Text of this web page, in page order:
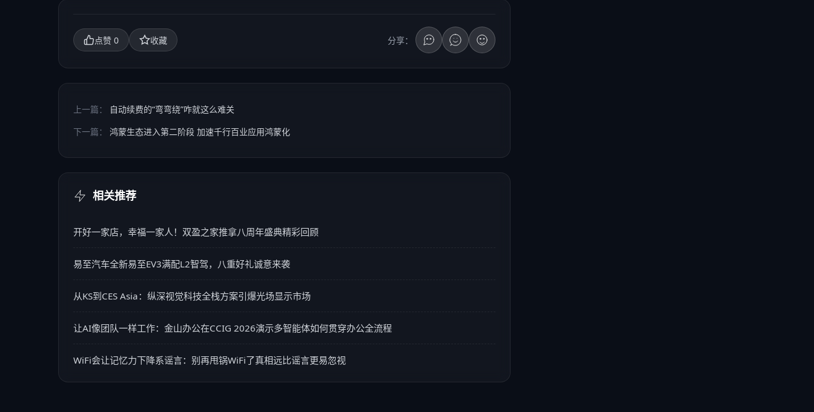
点赞 0 收藏 分享：
上一篇：
自动续费的“弯弯绕”咋就这么难关
下一篇：
鸿蒙生态进入第二阶段 加速千行百业应用鸿蒙化
相关推荐
开好一家店，幸福一家人！双盈之家推拿八周年盛典精彩回顾
易至汽车全新易至EV3满配L2智驾，八重好礼诚意来袭
从KS到CES Asia：纵深视觉科技全栈方案引爆光场显示市场
让AI像团队一样工作：金山办公在CCIG 2026演示多智能体如何贯穿办公全流程
WiFi会让记忆力下降系谣言：别再甩锅WiFi了真相远比谣言更易忽视